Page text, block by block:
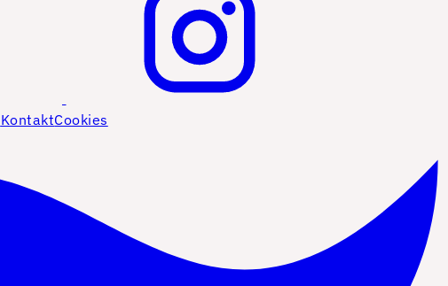
KontaktCookies